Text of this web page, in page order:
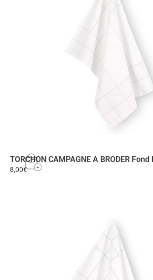
TORCHON CAMPAGNE A BRODER
8,00€